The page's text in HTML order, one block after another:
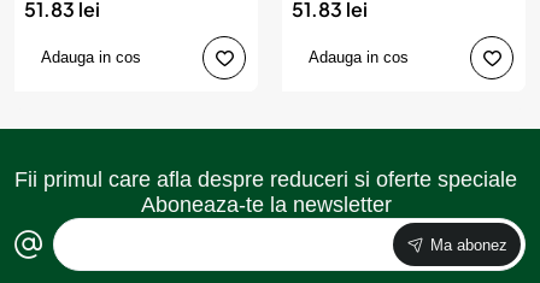
51.83 lei
Adauga in cos
51.83 lei
Adauga in cos
Fii primul care afla despre reduceri si oferte speciale
Aboneaza-te la newsletter
Ma abonez